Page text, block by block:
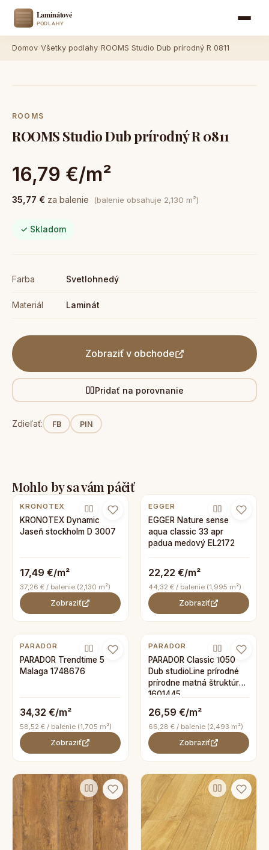
Domov Všetky podlahy ROOMS Studio Dub prírodný R 0811
ROOMS
ROOMS Studio Dub prírodný R 0811
16,79 €/m²
35,77 € za balenie (balenie obsahuje 2,130 m²)
✓ Skladom
Farba Svetlohnedý
Materiál Laminát
Zobraziť v obchode
Pridať na porovnanie
Zdieľať: FB PIN
Mohlo by sa vám páčiť
KRONOTEX
KRONOTEX Dynamic
Jaseň stockholm D 3007
17,49 €/m²
37,26 € / balenie (2,130 m²)
Zobraziť
EGGER
EGGER Nature sense
aqua classic 33 apr
padua medový EL2172
22,22 €/m²
44,32 € / balenie (1,995 m²)
Zobraziť
PARADOR
PARADOR Trendtime 5
Malaga 1748676
34,32 €/m²
58,52 € / balenie (1,705 m²)
Zobraziť
PARADOR
PARADOR Classic 1050
Dub studioLine prírodné
prírodne matná štruktúra
1601445
26,59 €/m²
66,28 € / balenie (2,493 m²)
Zobraziť